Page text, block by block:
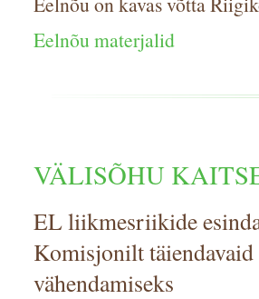
Eelnõu materjalid
VÄLISÕHU
EL liikmesriikide
Komisjonilt täiendavaid
vähendamiseks